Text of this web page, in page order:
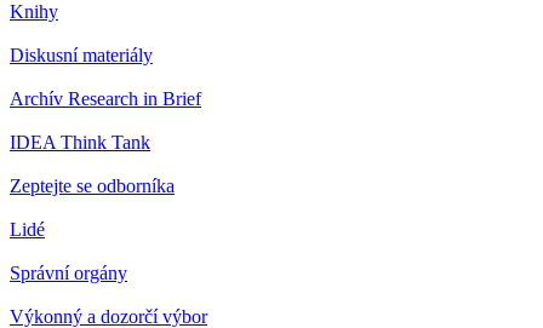
Knihy
Diskusní materiály
Archív Research in Brief
IDEA Think Tank
Zeptejte se odborníka
Lidé
Správní orgány
Výkonný a dozorčí výbor